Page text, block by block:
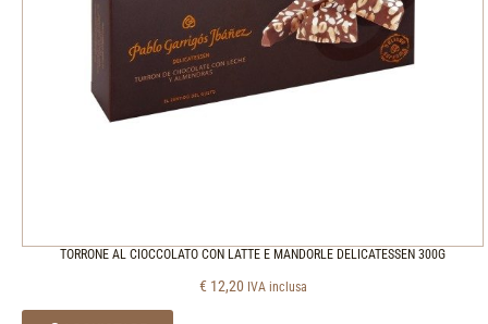
TORRONE AL CIOCCOLATO CON LATTE E MANDORLE DELICATESSEN 300G
€ 12,20 IVA inclusa